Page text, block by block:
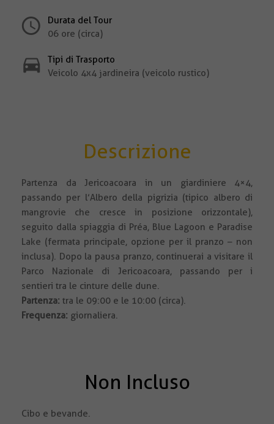
Durata del Tour
06 ore (circa)
Tipi di Trasporto
Veicolo 4x4 jardineira (veicolo rustico)
Descrizione
Partenza da Jericoacoara in un giardiniere 4×4,
passando per l’Albero della pigrizia (tipico albero di
mangrovie che cresce in posizione orizzontale),
seguito dalla spiaggia di Préa, Blue Lagoon e Paradise
Lake (fermata principale, opzione per il pranzo – non
inclusa). Dopo la pausa pranzo, continuerai a visitare il
Parco Nazionale di Jericoacoara, passando per i
sentieri tra le cinture delle dune.
Partenza: tra le 09:00 e le 10:00 (circa).
Frequenza: giornaliera.
Non Incluso
Cibo e bevande.